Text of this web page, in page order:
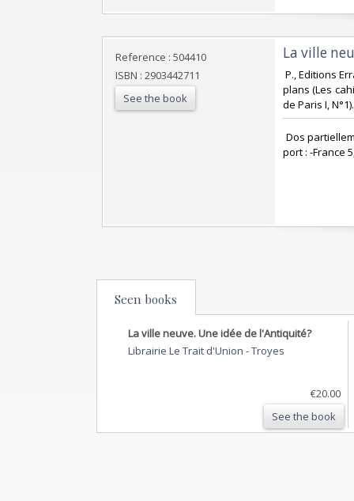
Reference : 504410
ISBN : 2903442711
See the book
‎La ville
P., Editions
plans (Les
de Paris I, N°1). ‎
Dos
port : -France
Seen books
La ville neuve. Une idée de l'Antiquité?
Librairie Le Trait d'Union -Troyes
€20.00
See the book